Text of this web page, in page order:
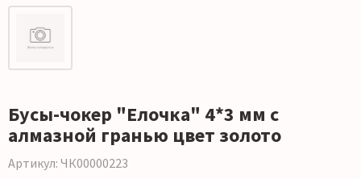
Бусы-чокер "Елочка" 4*3 мм с
алмазной гранью цвет золото
Артикул: ЧК00000223